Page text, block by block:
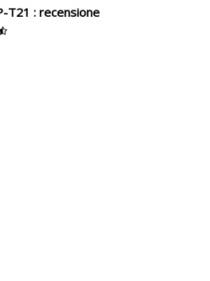
T21 : recensione